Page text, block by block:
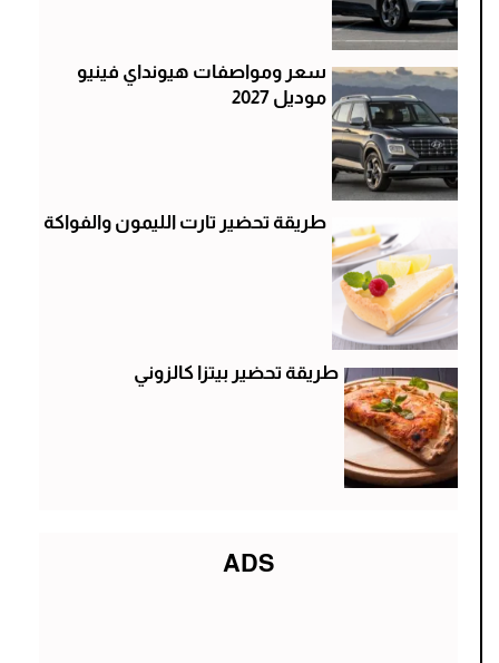
سعر ومواصفات هيونداي فينيو
موديل 2027
طريقة تحضير تارت الليمون والفواكة
طريقة تحضير بيتزا كالزوني
ADS